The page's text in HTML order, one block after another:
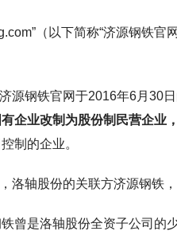
（以下简称“济源钢铁
源钢铁官网于2016年6月30
企业改制为股份制民营企业
制的企业。
洛轴股份的关联方济源钢铁
曾是洛轴股份全资子公司的少